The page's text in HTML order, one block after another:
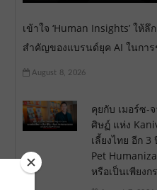
เข้าใจ ‘Human Insights’ ให้
สำคัญของแบรนด์ยุค AI ในกา
August 8, 2026
คุยกับ เมอร์ซ-
ศิษฏ์ แห่ง
เลี้ยงไทย อีก
Pet
หรือเป็นเพียงก